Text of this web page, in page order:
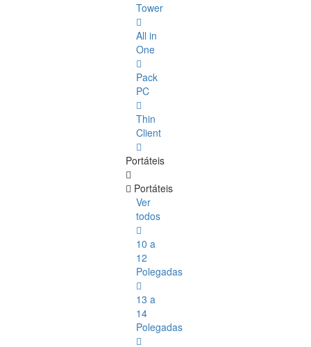
Tower
All in
One
Pack
PC
Thin
Client
Portáteis
Portáteis
Ver
todos
10 a
12
Polegadas
13 a
14
Polegadas